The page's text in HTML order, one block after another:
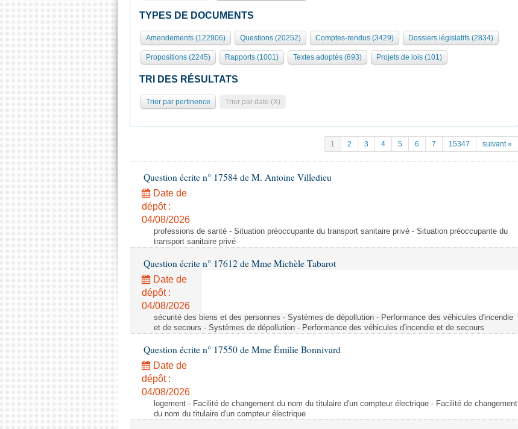
TYPES DE DOCUMENTS
Amendements (122906) Questions (20252) Comptes-rendus (3429) Dossiers législatifs (2834)
Propositions (2245) Rapports (1001) Textes adoptés (693) Projets de lois (101)
TRI DES RÉSULTATS
Trier par pertinence Trier par date (X)
1 2 3 4 5 6 7 15347 suivant »
Question écrite n° 17584 de M. Antoine Villedieu
Date de
dépôt :
04/08/2026
professions de santé - Situation préoccupante du transport sanitaire privé - Situation préoccupante du
transport sanitaire privé
Question écrite n° 17612 de Mme Michèle Tabarot
Date de
dépôt :
04/08/2026
sécurité des biens et des personnes - Systèmes de dépollution - Performance des véhicules d'incendie
et de secours - Systèmes de dépollution - Performance des véhicules d'incendie et de secours
Question écrite n° 17550 de Mme Émilie Bonnivard
Date de
dépôt :
04/08/2026
logement - Facilité de changement du nom du titulaire d'un compteur électrique - Facilité de changement
du nom du titulaire d'un compteur électrique